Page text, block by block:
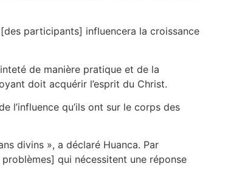
participants] influencera la croissance
de manière pratique et de la
doit acquérir l’esprit du Christ.
l’influence qu’ils ont sur le corps des
divins », a déclaré Huanca. Par
qui nécessitent une réponse